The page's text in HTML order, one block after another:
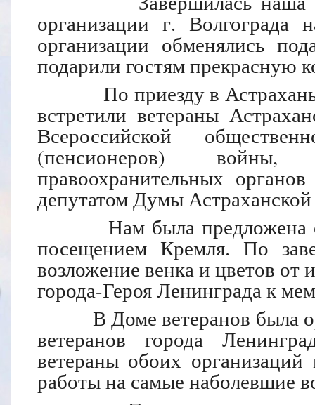
организации г.
организации обменялись
подарили гостям прекрасную
По приезду в Астрахань
встретили ветераны
Всероссийской
(пенсионеров)
правоохранительных
депутатом Думы
Нам была предложена
посещением Кремля. По
возложение венка и цветов
города-Героя Ленинграда к
В Доме ветеранов была
ветеранов города
ветераны обоих
работы на самые наболевшие